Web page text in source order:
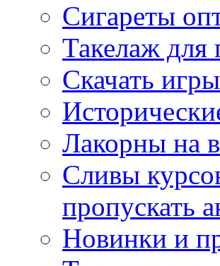
Сигареты
Такелаж
Скачать
Лакорны на
Сливы
пропускать
Новинки и